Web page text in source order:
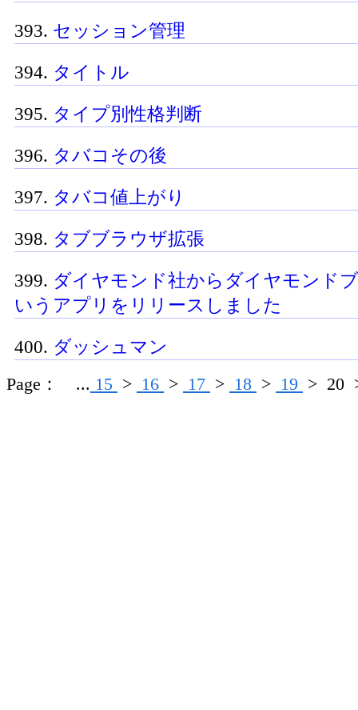
393. セッション管理
394. タイトル
395. タイプ別性格判断
396. タバコその後
397. タバコ値上がり
398. タブブラウザ拡張
399. ダイヤモンド社からダイヤモンド
いうアプリをリリースしました
400. ダッシュマン
Page： ... 15 > 16 > 17 > 18 > 19 > 20